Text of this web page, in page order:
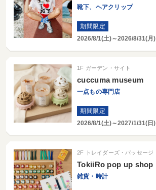
靴下、ヘアクリップ
期間限定
2026/8/1(土)～2026/8/31(月)
1F ガーデン・サイト
cuccuma museum
一点もの専門店
期間限定
2026/8/1(土)～2027/1/31(日)
2F トレイダーズ・パッセージ
TokiiRo pop up shop
雑貨・時計